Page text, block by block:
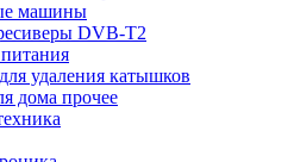
машины
DVB-T2
удаления катышков
дома прочее